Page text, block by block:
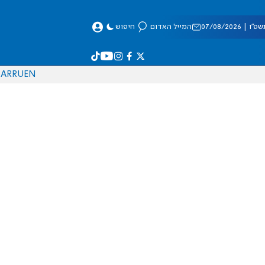
08/2026 המייל האדום חיפוש
EN
RU
AR